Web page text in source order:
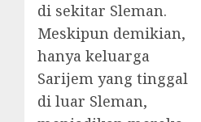
di sekitar Sleman.
Meskipun demikian,
hanya keluarga
Sarijem yang tinggal
di luar Sleman,